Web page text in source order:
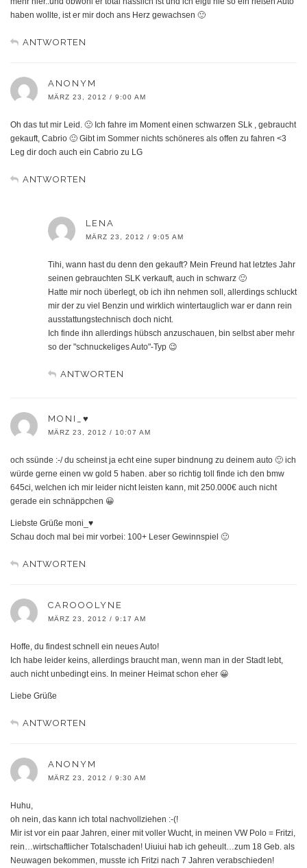
haben wollte, ist er mir doch ans Herz gewachsen 🙂
ANTWORTEN
ANONYM
MÄRZ 23, 2012 / 9:00 AM
Oh das tut mir Leid. 🙁 Ich fahre im Moment einen schwarzen SLk , gebraucht
gekauft, Cabrio 🙂 Gibt im Sommer nichts schöneres als offen zu fahren <3
Leg dir doch auch ein Cabrio zu LG
ANTWORTEN
LENA
MÄRZ 23, 2012 / 9:05 AM
Tihi, wann hast du denn den gekauft? Mein Freund hat letztes Jahr
seinen gebrauchten SLK verkauft, auch in schwarz 🙂
Hatte mir noch überlegt, ob ich ihn nehmen soll, allerdings schluckt
mir der zu viel Benzin und wirklich wintertauglich war er dann rein
ausstattungstechnisch doch nicht.
Ich finde ihn allerdings hübsch anzuschauen, bin selbst aber mehr
so der "schnuckeliges Auto"-Typ 😉
ANTWORTEN
MONI_♥
MÄRZ 23, 2012 / 10:07 AM
och ssünde :-/ du scheinst ja echt eine super bindnung zu deinem auto 🙂 ich
würde gerne einen vw gold 5 haben. aber so richtig toll finde ich den bmw
645ci, welchen ich mir leider nicht leisten kann, mit 250.000€ auch nicht
gerade ein schnäppchen 😀
Liebste Grüße moni_♥
Schau doch mal bei mir vorbei: 100+ Leser Gewinnspiel 🙂
ANTWORTEN
CAROOOLYNE
MÄRZ 23, 2012 / 9:17 AM
Hoffe, du findest schnell ein neues Auto!
Ich habe leider keins, allerdings braucht man, wenn man in der Stadt lebt,
auch nicht unbedingt eins. In meiner Heimat schon eher 😀
Liebe Grüße
ANTWORTEN
ANONYM
MÄRZ 23, 2012 / 9:30 AM
Huhu,
oh nein, das kann ich total nachvollziehen :-(!
Mir ist vor ein paar Jahren, einer mit voller Wucht, in meinen VW Polo = Fritzi,
rein…wirtschaftlicher Totalschaden! Uiuiui hab ich geheult…zum 18 Geb. als
Neuwagen bekommen, musste ich Fritzi nach 7 Jahren verabschieden!